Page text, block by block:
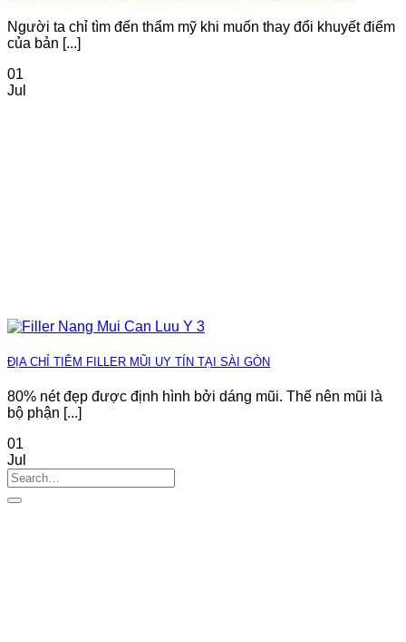
Người ta chỉ tìm đến thẩm mỹ khi muốn thay đổi khuyết điểm
của bản [...]
01
Jul
ĐỊA CHỈ TIÊM FILLER MŨI UY TÍN TẠI SÀI GÒN
80% nét đẹp được định hình bởi dáng mũi. Thế nên mũi là
bộ phận [...]
01
Jul